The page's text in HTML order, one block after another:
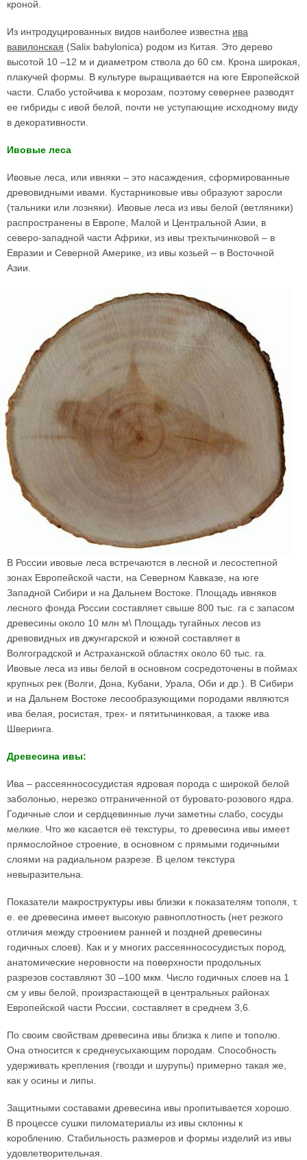
кроной.
Из интродуцированных видов наиболее известна ива
вавилонская (Salix babylonica) родом из Китая. Это дерево
высотой 10 –12 м и диаметром ствола до 60 см. Крона широкая,
плакучей формы. В культуре выращивается на юге Европейской
части. Слабо устойчива к морозам, поэтому севернее разводят
ее гибриды с ивой белой, почти не уступающие исходному виду
в декоративности.
Ивовые леса
Ивовые леса, или ивняки – это насаждения, сформированные
древовидными ивами. Кустарниковые ивы образуют заросли
(тальники или лозняки). Ивовые леса из ивы белой (ветляники)
распространены в Европе, Малой и Центральной Азии, в
северо-западной части Африки, из ивы трехтычинковой – в
Евразии и Северной Америке, из ивы козьей – в Восточной
Азии.
В России ивовые леса встречаются в лесной и лесостепной
зонах Европейской части, на Северном Кавказе, на юге
Западной Сибири и на Дальнем Востоке. Площадь ивняков
лесного фонда России составляет свыше 800 тыс. га с запасом
древесины около 10 млн м\ Площадь тугайных лесов из
древовидных ив джунгарской и южной составляет в
Волгоградской и Астраханской областях около 60 тыс. га.
Ивовые леса из ивы белой в основном сосредоточены в поймах
крупных рек (Волги, Дона, Кубани, Урала, Оби и др.). В Сибири
и на Дальнем Востоке лесообразующими породами являются
ива белая, росистая, трех- и пятитычинковая, а также ива
Шверинга.
Древесина ивы:
Ива – рассеяннососудистая ядровая порода с широкой белой
заболонью, нерезко отграниченной от буровато-розового ядра.
Годичные слои и сердцевинные лучи заметны слабо, сосуды
мелкие. Что же касается её текстуры, то древесина ивы имеет
прямослойное строение, в основном с прямыми годичными
слоями на радиальном разрезе. В целом текстура
невыразительна.
Показатели макроструктуры ивы близки к показателям тополя, т.
е. ее древесина имеет высокую равноплотность (нет резкого
отличия между строением ранней и поздней древесины
годичных слоев). Как и у многих рассеяннососудистых пород,
анатомические неровности на поверхности продольных
разрезов составляют 30 –100 мкм. Число годичных слоев на 1
см у ивы белой, произрастающей в центральных районах
Европейской части России, составляет в среднем 3,6.
По своим свойствам древесина ивы близка к липе и тополю.
Она относится к среднеусыхающим породам. Способность
удерживать крепления (гвозди и шурупы) примерно такая же,
как у осины и липы.
Защитными составами древесина ивы пропитывается хорошо.
В процессе сушки пиломатериалы из ивы склонны к
короблению. Стабильность размеров и формы изделий из ивы
удовлетворительная.